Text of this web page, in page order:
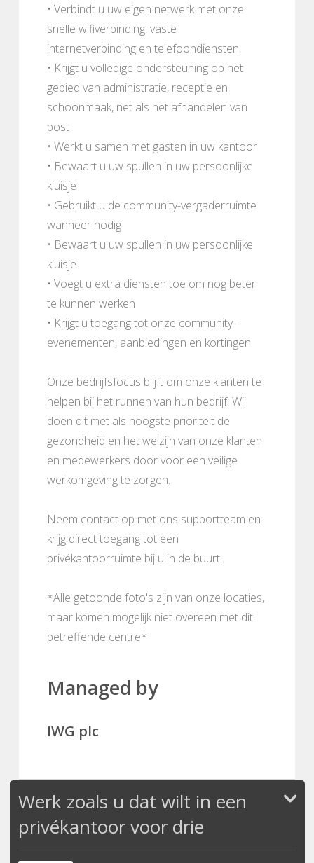
• Verbindt u uw eigen netwerk met onze
snelle wifiverbinding, vaste
internetverbinding en telefoondiensten
• Krijgt u volledige ondersteuning op het
gebied van administratie, receptie en
schoonmaak, net als het afhandelen van
post
• Werkt u samen met gasten in uw kantoor
• Bewaart u uw spullen in uw persoonlijke
kluisje
• Gebruikt u de community-vergaderruimte
wanneer nodig
• Bewaart u uw spullen in uw persoonlijke
kluisje
• Voegt u extra diensten toe om nog beter
te kunnen werken
• Krijgt u toegang tot onze community-
evenementen, aanbiedingen en kortingen
Onze bedrijfsfocus blijft om onze klanten te
helpen bij het runnen van hun bedrijf. Wij
doen dit met als hoogste prioriteit de
gezondheid en het welzijn van onze klanten
en medewerkers door voor een veilige
werkomgeving te zorgen.
Neem contact op met ons supportteam en
krijg direct toegang tot een
privékantoorruimte bij u in de buurt.
*Alle getoonde foto's zijn van onze locaties,
maar komen mogelijk niet overeen met dit
betreffende centre*
Managed by
IWG plc
Werk zoals u dat wilt in een
privékantoor voor drie